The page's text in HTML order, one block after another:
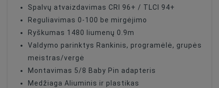
Spalvų atvaizdavimas CRI 96+ / TLCI 94+
Reguliavimas 0-100 be mirgėjimo
Ryškumas 1480 liumenų 0.9m
Valdymo parinktys Rankinis, programėlė, grupės
meistras/vergė
Montavimas 5/8 Baby Pin adapteris
Medžiaga Aliuminis ir plastikas